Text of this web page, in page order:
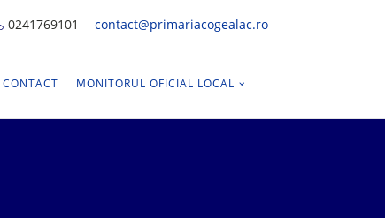
0241769101 contact@primariacogealac.ro
CONTACT MONITORUL OFICIAL LOCAL